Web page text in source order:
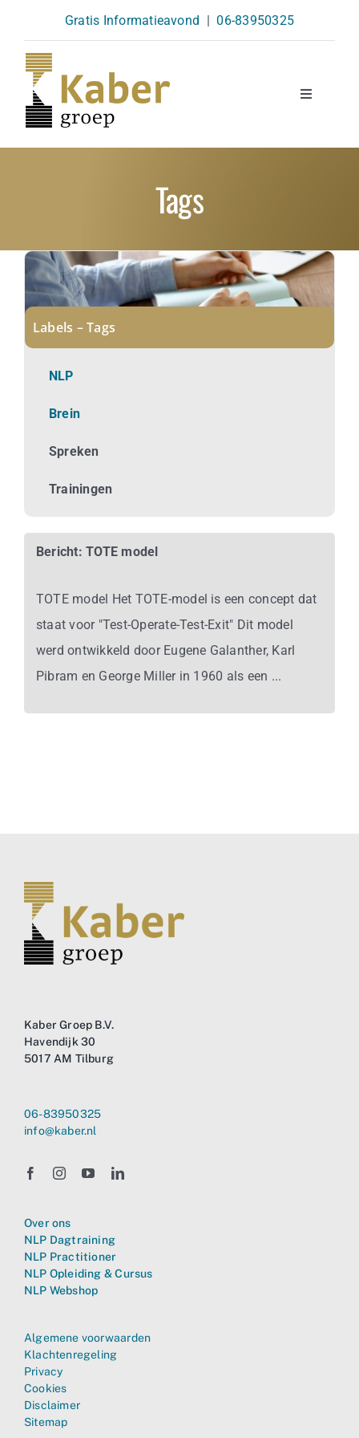
content
Gratis Informatieavond | 06-83950325
Toggle
Opleidingen
Agenda
Over Ons
Kennisbank
Tags
Labels – Tags
NLP
Brein
Spreken
Trainingen
Bericht: TOTE model
TOTE model Het TOTE-model is een concept dat
staat voor "Test-Operate-Test-Exit" Dit model
werd ontwikkeld door Eugene Galanther, Karl
Pibram en George Miller in 1960 als een ...
Kaber Groep B.V.
Havendijk 30
5017 AM Tilburg
06-83950325
info@kaber.nl
Over ons
NLP Dagtraining
NLP Practitioner
NLP Opleiding & Cursus
NLP Webshop
Algemene voorwaarden
Klachtenregeling
Privacy
Cookies
Disclaimer
Sitemap